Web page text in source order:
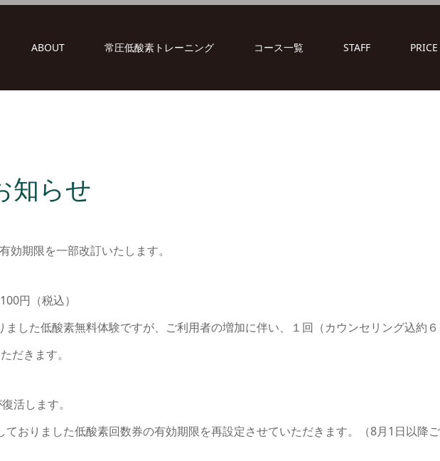
ABOUT 常圧低酸素トレーニング コース一覧 STAFF PRICE
知らせ
効期限を一部改訂いたします。
円（税込）
した低酸素無料体験ですが、ご利用者の増加に伴い、１回（カウンセリング込約６
だきます。
活します。
ておりました低酸素回数券の有効期限を再設定させていただきます。（8月1日以降